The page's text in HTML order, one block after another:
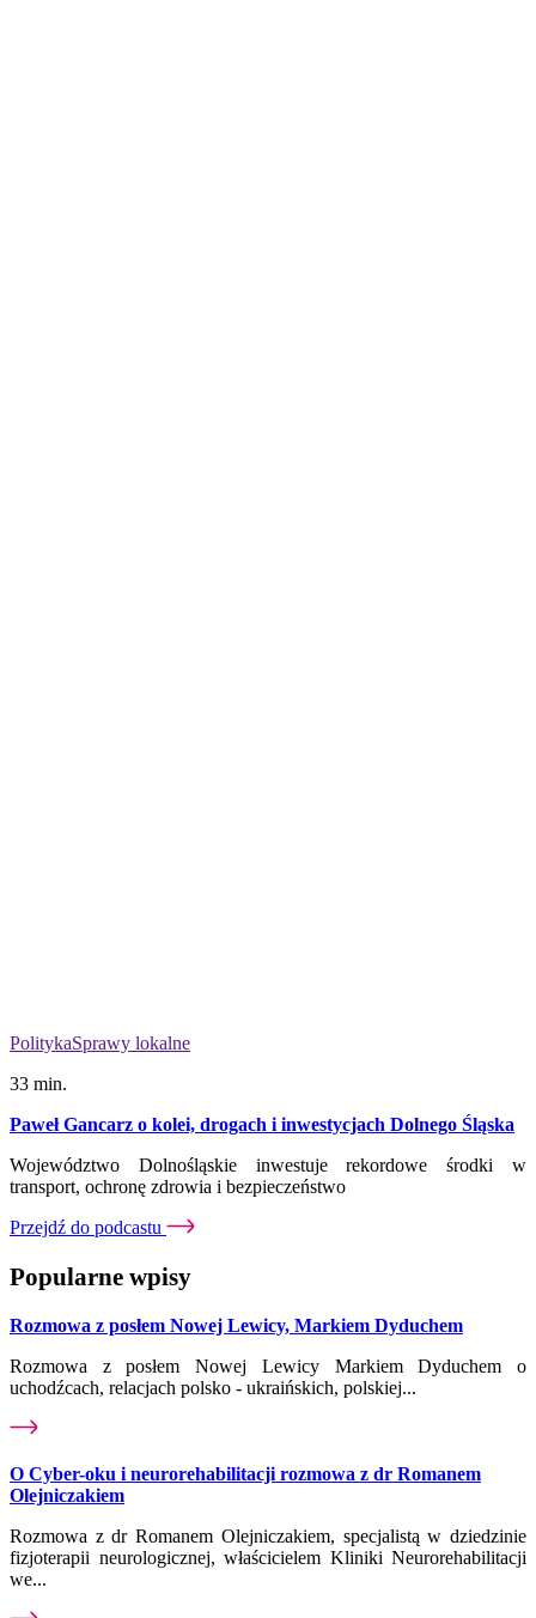
PolitykaSprawy lokalne
33 min.
Paweł Gancarz o kolei, drogach i inwestycjach Dolnego Śląska
Województwo Dolnośląskie inwestuje rekordowe środki w
transport, ochronę zdrowia i bezpieczeństwo
Przejdź do podcastu
Popularne wpisy
Rozmowa z posłem Nowej Lewicy, Markiem Dyduchem
Rozmowa z posłem Nowej Lewicy Markiem Dyduchem o
uchodźcach, relacjach polsko - ukraińskich, polskiej...
O Cyber-oku i neurorehabilitacji rozmowa z dr Romanem
Olejniczakiem
Rozmowa z dr Romanem Olejniczakiem, specjalistą w dziedzinie
fizjoterapii neurologicznej, właścicielem Kliniki Neurorehabilitacji
we...